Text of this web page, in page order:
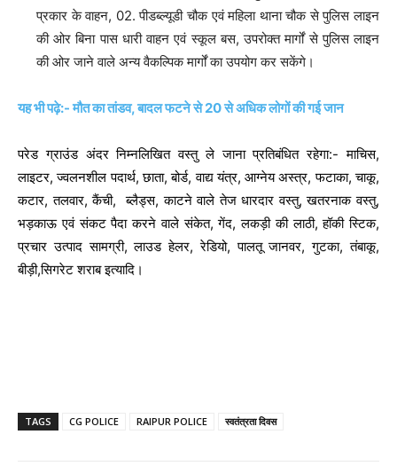
प्रकार के वाहन, 02. पीडब्ल्यूडी चौक एवं महिला थाना चौक से पुलिस लाइन
की ओर बिना पास धारी वाहन एवं स्कूल बस, उपरोक्त मार्गों से पुलिस लाइन
की ओर जाने वाले अन्य वैकल्पिक मार्गों का उपयोग कर सकेंगे।
यह भी पढ़े:- मौत का तांडव, बादल फटने से 20 से अ‎धिक लोगों की गई जान
परेड ग्राउंड अंदर निम्नलिखित वस्तु ले जाना प्रतिबंधित रहेगा:- माचिस,
लाइटर, ज्वलनशील पदार्थ, छाता, बोर्ड, वाद्य यंत्र, आग्नेय अस्त्र, फटाका, चाकू,
कटार, तलवार, कैंची, ब्लैड्स, काटने वाले तेज धारदार वस्तु, खतरनाक वस्तु,
भड़काऊ एवं संकट पैदा करने वाले संकेत, गेंद, लकड़ी की लाठी, हॉकी स्टिक,
प्रचार उत्पाद सामग्री, लाउड हेलर, रेडियो, पालतू जानवर, गुटका, तंबाकू,
बीड़ी,सिगरेट शराब इत्यादि।
TAGS CG POLICE RAIPUR POLICE स्वतंत्रता दिवस